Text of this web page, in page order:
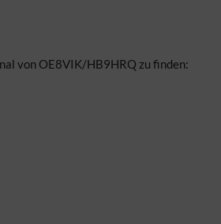
von OE8VIK/HB9HRQ zu finden: